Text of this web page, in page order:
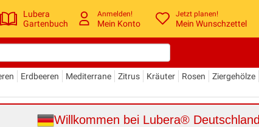
Lubera
Gartenbuch
Anmelden!
Mein Konto
Jetzt planen!
Mein Wunschzettel
Erdbeeren Mediterrane Zitrus Kräuter Rosen Ziergehölze
Willkommen bei Lubera® Deutschland